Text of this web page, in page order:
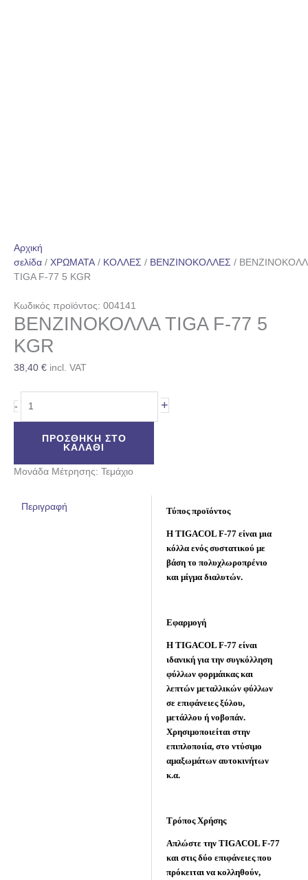
Αρχική
σελίδα / ΧΡΩΜΑΤΑ / ΚΟΛΛΕΣ / ΒΕΝΖΙΝΟΚΟΛΛΕΣ /
TIGA F-77 5 KGR
Κωδικός προϊόντος: 004141
ΒΕΝΖΙΝΟΚΟΛΛΑ TIGA F-77 5
KGR
38,40 € incl. VAT
- +
ΠΡΟΣΘΉΚΗ ΣΤΟ
ΚΑΛΆΘΙ
Μονάδα Μέτρησης: Τεμάχιο
Περιγραφή Τύπος προϊόντος
Η TIGACOL F-77 είναι μια
κόλλα ενός συστατικού με
βάση το πολυχλωροπρένιο
και μίγμα διαλυτών.
Eφαρμογή
Η TIGACOL F-77 είναι
ιδανική για την συγκόλληση
φύλλων φορμάικας και
λεπτών μεταλλικών φύλλων
σε επιφάνειες ξύλου,
μετάλλου ή νοβοπάν.
Χρησιμοποιείται στην
επιπλοποιία, στο ντύσιμο
αμαξωμάτων αυτοκινήτων
κ.α.
Τρόπος Χρήσης
Απλώστε την TIGACOL F-77
και στις δύο επιφάνειες που
πρόκειται να κολληθούν,